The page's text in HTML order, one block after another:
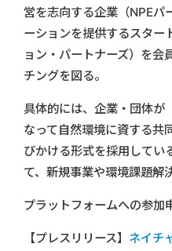
営を志向する企業（NPEパ
ーションを提供するスター
ョン・パートナーズ）を会
チングを図る。
具体的には、企業・団体が
なって自然環境に資する共
びかける形式を採用してい
て、新規事業や環境課題解
プラットフォームへの参加
【プレスリリース】 ネイチ